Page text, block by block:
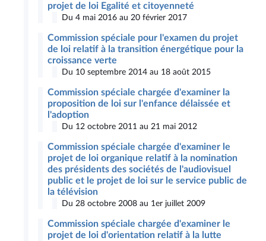
projet de loi Egalité et citoyenneté
Du 4 mai 2016 au 20 février 2017
Commission spéciale pour l'examen du projet
de loi relatif à la transition énergétique pour la
croissance verte
Du 10 septembre 2014 au 18 août 2015
Commission spéciale chargée d'examiner la
proposition de loi sur l'enfance délaissée et
l'adoption
Du 12 octobre 2011 au 21 mai 2012
Commission spéciale chargée d'examiner le
projet de loi organique relatif à la nomination
des présidents des sociétés de l'audiovisuel
public et le projet de loi sur le service public de
la télévision
Du 28 octobre 2008 au 1er juillet 2009
Commission spéciale chargée d'examiner le
projet de loi d'orientation relatif à la lutte